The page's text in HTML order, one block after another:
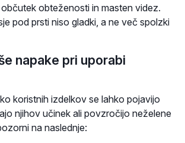
obteženosti in masten videz.
pod prsti niso gladki, a ne več spolzki
napake pri uporabi
koristnih izdelkov se lahko pojavijo
njihov učinek ali povzročijo neželene
na naslednje: